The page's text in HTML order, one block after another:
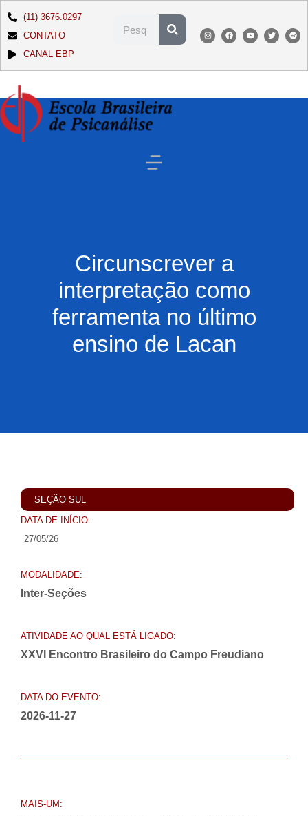
(11) 3676.0297
CONTATO
CANAL EBP
Circunscrever a
interpretação como
ferramenta no último
ensino de Lacan
SEÇÃO SUL
DATA DE INÍCIO:
27/05/26
MODALIDADE:
Inter-Seções
ATIVIDADE AO QUAL ESTÁ LIGADO:
XXVI Encontro Brasileiro do Campo Freudiano
DATA DO EVENTO:
2026-11-27
MAIS-UM: